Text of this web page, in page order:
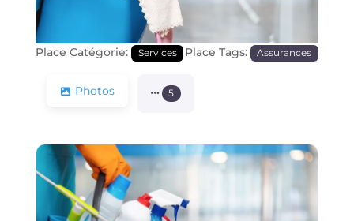
Place Catégorie: Services Place Tags: Assurances
Photos 5